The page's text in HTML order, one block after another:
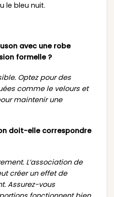
le bleu nuit.
avec une robe
formelle ?
Optez pour des
comme le velours et
maintenir une
doit-elle correspondre
L’association de
créer un effet de
Assurez-vous